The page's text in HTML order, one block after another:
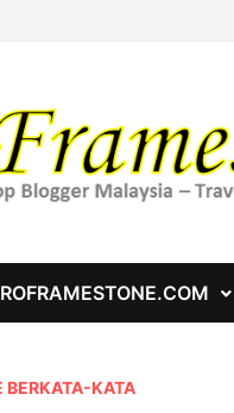
BERKATA-KATA